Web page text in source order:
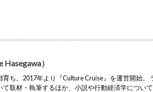
）
ち。2017年より『Culture Cruise』を運営開始。
て取材・執筆するほか、小説や行動経済学につい